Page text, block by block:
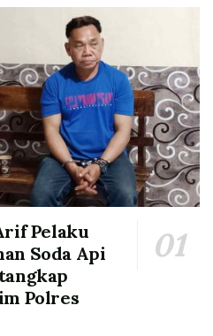
Pelaku
Soda Api
Polres